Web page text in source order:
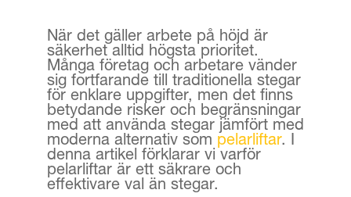
När det gäller arbete på höjd är
säkerhet alltid högsta prioritet.
Många företag och arbetare vänder
sig fortfarande till traditionella stegar
för enklare uppgifter, men det finns
betydande risker och begränsningar
med att använda stegar jämfört med
moderna alternativ som pelarliftar. I
denna artikel förklarar vi varför
pelarliftar är ett säkrare och
effektivare val än stegar.